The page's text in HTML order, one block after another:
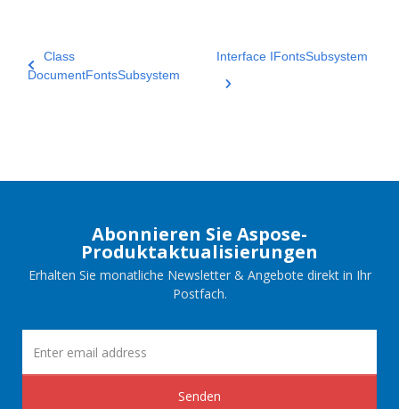
Class
DocumentFontsSubsystem
Interface IFontsSubsystem
Abonnieren Sie Aspose-
Produktaktualisierungen
Erhalten Sie monatliche Newsletter & Angebote direkt in Ihr
Postfach.
Senden